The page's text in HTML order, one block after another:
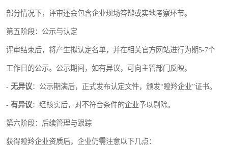
部分情况下，评审还会包含企业现场答辩或实地考察环节。
第五阶段：公示与认定
评审结束后，将产生拟认定名单，并在相关官方网站进行为期5-7个
工作日的公示。公示期间，如有异议，可向主管部门反映。
- 无异议：公示期满后，正式发布认定文件，颁发“瞪羚企业”证书。
- 有异议：经核实后，对不符合条件的企业予以剔除。
第六阶段：后续管理与跟踪
获得瞪羚企业资质后，企业仍需注意以下几点：